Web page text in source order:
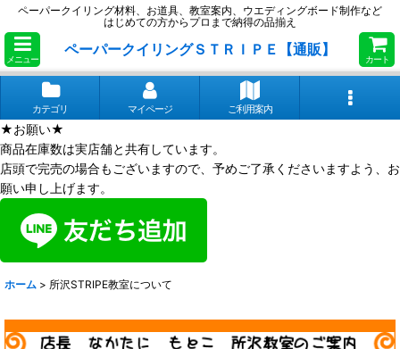
ペーパークイリング材料、お道具、教室案内、ウエディングボード制作など
はじめての方からプロまで納得の品揃え
メニュー
ペーパークイリングＳＴＲＩＰＥ【通販】
カート
カテゴリ マイページ ご利用案内
★お願い★
商品在庫数は実店舗と共有しています。
店頭で完売の場合もございますので、予めご了承くださいますよう、お
願い申し上げます。
ホーム > 所沢STRIPE教室について